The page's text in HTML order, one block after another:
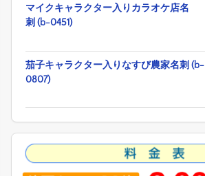
マイクキャラクター入りカラオケ店名
刺 (b-0451)
茄子キャラクター入りなすび農家名刺 (b-
0807)